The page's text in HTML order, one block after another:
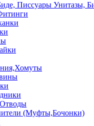
Унитазы,
(Муфты,Бочонки)